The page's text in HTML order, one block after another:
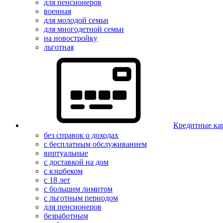
для пенсионеров
военная
для молодой семьи
для многодетной семьи
на новостройку
льготная
Кредитные
без справок о доходах
с бесплатным обслуживанием
виртуальные
с доставкой на дом
с кэшбеком
с 18 лет
с большим лимитом
с льготным периодом
для пенсионеров
безработным